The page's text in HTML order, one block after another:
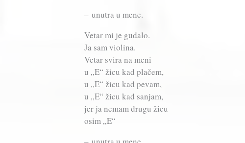
– unutra u mene.
Vetar mi je gudalo.
Ja sam violina.
Vetar svira na meni
u „E“ žicu kad plačem,
u „E“ žicu kad pevam,
u „E“ žicu kad sanjam,
jer ja nemam drugu žicu
osim „E“